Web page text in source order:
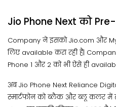
Jio Phone Next को
Company ने इसको Jio.com और
लिए available करा रही है|
Phone 1 और 2 को भी ऐसे ही
अब Jio Phone Next Reliance
स्मार्टफोन को ब्लैक और ब्लू कलर में